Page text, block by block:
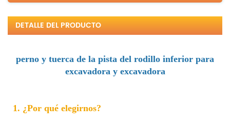
DETALLE DEL PRODUCTO
perno y tuerca de la pista del rodillo inferior para
excavadora y excavadora
1. ¿Por qué elegirnos?